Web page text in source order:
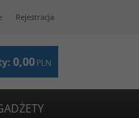
Rejestracja
0,00PLN